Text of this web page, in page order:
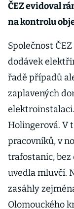
ČEZ evidoval
na kontrolu
Společnost
dodávek
řadě případů
zaplavených
Holingerová. V
pracovníků, v
trafostanic,
uvedla mluvčí.
zasáhly
Olomouckého